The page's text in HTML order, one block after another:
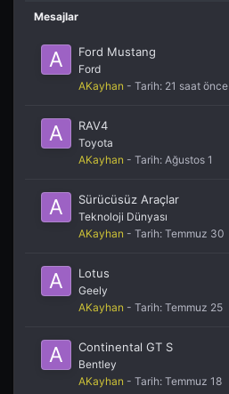
Mesajlar
Ford Mustang
Ford
AKayhan - Tarih: 21 saat önce
RAV4
Toyota
AKayhan - Tarih: Ağustos 1
Sürücüsüz Araçlar
Teknoloji Dünyası
AKayhan - Tarih: Temmuz 30
Lotus
Geely
AKayhan - Tarih: Temmuz 25
Continental GT S
Bentley
AKayhan - Tarih: Temmuz 18